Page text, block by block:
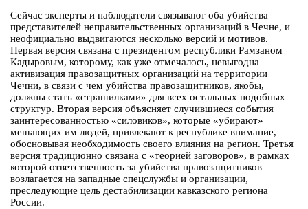
Сейчас эксперты и наблюдатели связывают оба убийства
представителей неправительственных организаций в Чечне, и
неофициально выдвигаются несколько версий и мотивов.
Первая версия связана с президентом республики Рамзаном
Кадыровым, которому, как уже отмечалось, невыгодна
активизация правозащитных организаций на территории
Чечни, в связи с чем убийства правозащитников, якобы,
должны стать «страшилками» для всех остальных подобных
структур. Вторая версия объясняет случившиеся события
заинтересованностью «силовиков», которые «убирают»
мешающих им людей, привлекают к республике внимание,
обосновывая необходимость своего влияния на регион. Третья
версия традиционно связана с «теорией заговоров», в рамках
которой ответственность за убийства правозащитников
возлагается на западные спецслужбы и организации,
преследующие цель дестабилизации кавказского региона
России.